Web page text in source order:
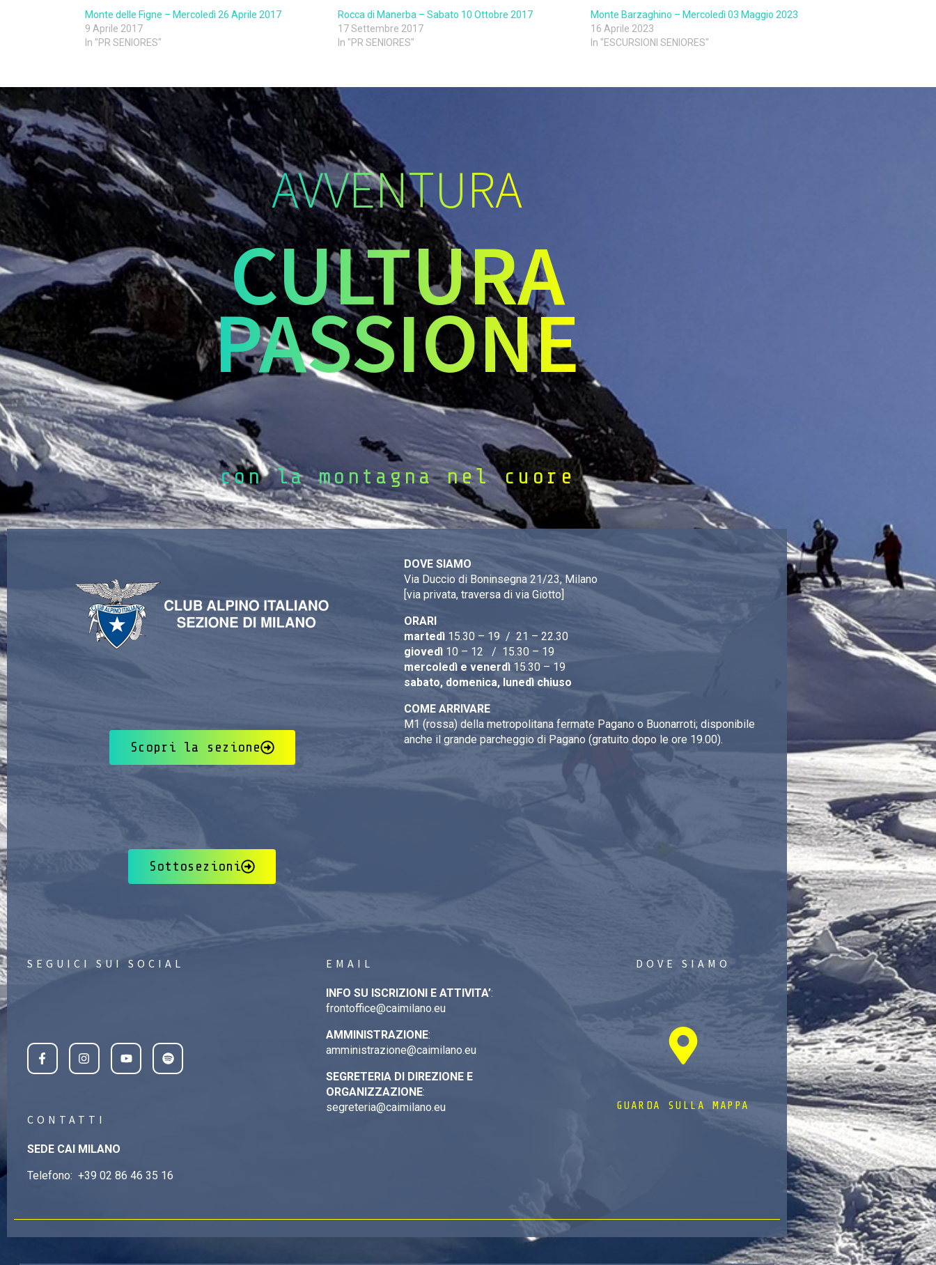
Monte delle Figne – Mercoledì 26 Aprile 2017
9 Aprile 2017
In "PR SENIORES"
Rocca di Manerba – Sabato 10 Ottobre 2017
17 Settembre 2017
In "PR SENIORES"
Monte Barzaghino – Mercoledì 03 Maggio 2023
16 Aprile 2023
In "ESCURSIONI SENIORES"
AVVENTURA
CULTURA
PASSIONE
con la montagna nel cuore
Scopri la sezione
Sottosezioni
DOVE SIAMO
Via Duccio di Boninsegna 21/23, Milano
[via privata, traversa di via Giotto]
ORARI
martedì 15.30 – 19 / 21 – 22.30
giovedì 10 – 12 / 15.30 – 19
mercoledì e venerdì 15.30 – 19
sabato, domenica, lunedì chiuso
COME ARRIVARE
M1 (rossa) della metropolitana fermate Pagano o Buonarroti; disponibile
anche il grande parcheggio di Pagano (gratuito dopo le ore 19.00).
SEGUICI SUI SOCIAL
CONTATTI
SEDE CAI MILANO
Telefono: +39 02 86 46 35 16
EMAIL
INFO SU ISCRIZIONI E ATTIVITA’:
frontoffice@caimilano.eu
AMMINISTRAZIONE:
amministrazione@caimilano.eu
SEGRETERIA DI DIREZIONE E
ORGANIZZAZIONE:
segreteria@caimilano.eu
DOVE SIAMO
GUARDA SULLA MAPPA